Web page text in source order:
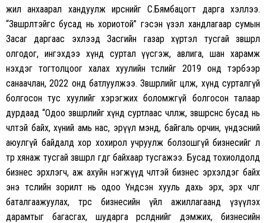
жил анхаарал хандуулж ирснийг С.Бямбацогт дарга хэллээ.
“Зөвшөөрөлтэйгөөс бусад нь хориотой” гэсэн үзэл хандлагаар сумын
Засаг даргаас эхлээд Засгийн газар хүртэл тусгай зөвшөөрөл
олгодог, ингэхдээ хүнд суртал үүсгэж, авлига, шан харамж
нэхдэг тогтолцоог халах хуулийн төслийг 2019 онд тэрбээр
санаачлан, 2022 онд батлуулжээ. Зөвшөөрлийг цөөлж, хүнд сурталгүй
болгосон тус хуулийг хэрэгжих боломжгүй болгосон талаар
дурдаад “Одоо зөвшөөрлийг хүнд суртлаас чөлөөлж, зөвшөөрснөөс бусад нь
чөлөөтэй байх, хүний амь нас, эрүүл мэнд, байгаль орчин, үндэсний
аюулгүй байдалд хор хохирол учруулж болзошгүй бизнесийг л
төр хянаж тусгай зөвшөөрөл өгдөг байхаар тусгажээ. Бусад тохиолдолд
бизнес эрхлэгч, аж ахуйн нэгжүүд чөлөөтэй бизнес эрхэлдэг байх
энэ төслийн зорилт нь одоо Үндсэн хууль дахь эрх, эрх чөлөөг
баталгаажуулах, төрөөс бизнесийн үйл ажиллагаанд үзүүлэх
дарамтыг багасгах, шударга өрсөлдөөнийг дэмжих, бизнесийн